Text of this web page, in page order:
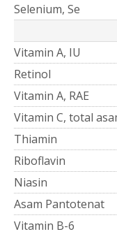
Selenium, Se
Vitamin A, IU
Retinol
Vitamin A, RAE
Vitamin C, total
Thiamin
Riboflavin
Niasin
Asam Pantotenat
Vitamin B-6